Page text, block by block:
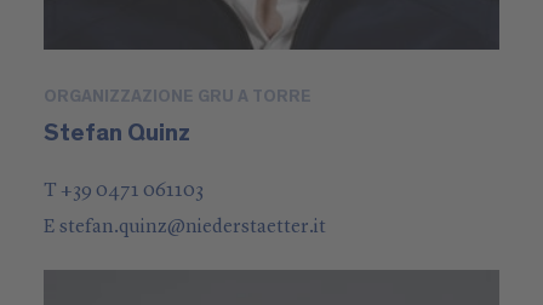
ORGANIZZAZIONE GRU A TORRE
Stefan Quinz
T +39 0471 061103
Estefan.quinz@niederstaetter.it